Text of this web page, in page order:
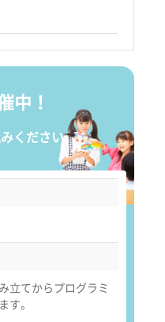
中！
ください。
立てからプログラミ
す。